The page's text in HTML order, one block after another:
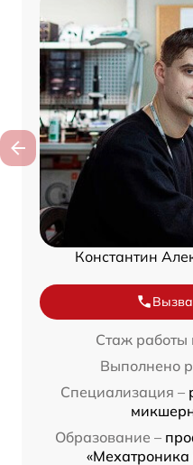
Константин
Стаж работы
Выполнено
Специализация –
Образование –
«Мехатроника